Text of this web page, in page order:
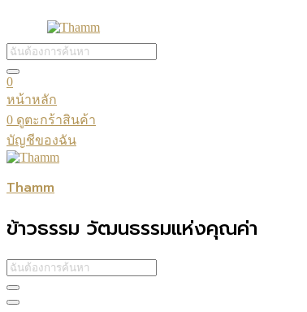
0
หน้าหลัก
0 ดูตะกร้าสินค้า
บัญชีของฉัน
Thamm
ข้าวธรรม วัฒนธรรมแห่งคุณค่า